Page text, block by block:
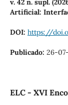
v. 42 n. supl.
Artificial:
DOI: https://
Publicado: 26-
ELC - XVI